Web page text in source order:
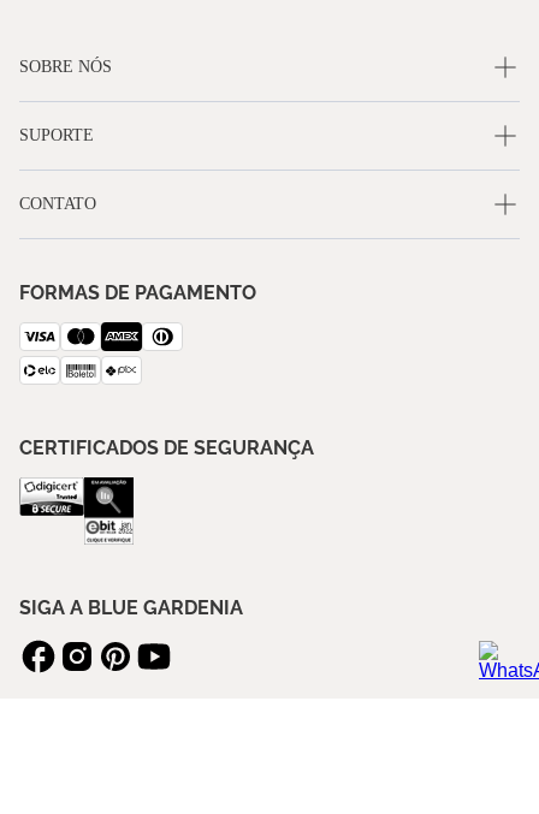
SOBRE NÓS
SUPORTE
CONTATO
FORMAS DE PAGAMENTO
CERTIFICADOS DE SEGURANÇA
SIGA A BLUE GARDENIA